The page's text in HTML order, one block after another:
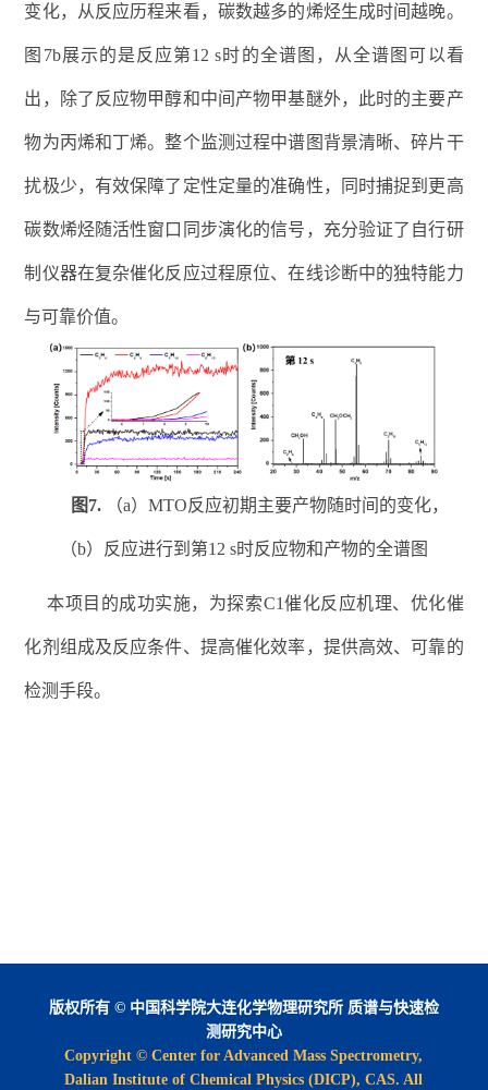
变化，从反应历程来看，碳数越多的烯烃生成时间越晚。
图 7b展示的是反应第12 s时的全谱图，从全谱图可以看
出，除了反应物甲醇和中间产物甲基醚外，此时的主要产
物为丙烯和丁烯。整个监测过程中谱图背景清晰、碎片干
扰极少，有效保障了定性定量的准确性，同时捕捉到更高
碳数烯烃随活性窗口同步演化的信号，充分验证了自行研
制仪器在复杂催化反应过程原位、在线诊断中的独特能力
与可靠价值。
图7. （a） MTO反应初期主要产物随时间的变化，
（b）反应进行到第12 s时反应物和产物的全谱图
本项目的成功实施，为探索C1催化反应机理、优化催
化剂组成及反应条件、提高催化效率，提供高效、可靠的
检测手段。
版权所有 © 中国科学院大连化学物理研究所 质谱与快速检
测研究中心
Copyright © Center for Advanced Mass Spectrometry,
Dalian Institute of Chemical Physics (DICP), CAS. All